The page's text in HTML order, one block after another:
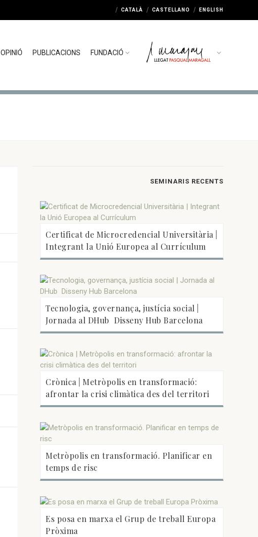
CATALÀ CASTELLANO ENGLISH
OPINIÓ PUBLICACIONS FUNDACIÓ
SEMINARIS RECENTS
Certificat de Microcredencial Universitària |
Integrant la Unió Europea al Currículum
Tecnologia, governança, justícia social |
Jornada al DHub  Disseny Hub Barcelona
Crònica | Metròpolis en transformació:
afrontar la crisi climàtica des del territori
Metròpolis en transformació. Planificar en
temps de risc
Es posa en marxa el Grup de treball Europa
Pròxima